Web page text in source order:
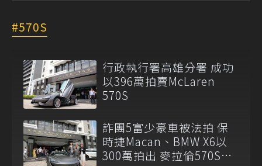
570S
行政執行署高雄分署 成功
以396萬拍賣McLaren
570S
詐團5富少豪車被法拍 保
時捷Macan、BMW X6以
300萬拍出 麥拉倫570S流